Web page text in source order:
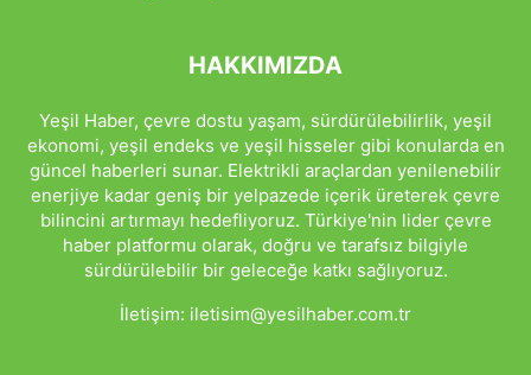
HAKKIMIZDA
Yeşil Haber, çevre dostu yaşam, sürdürülebilirlik, yeşil
ekonomi, yeşil endeks ve yeşil hisseler gibi konularda en
güncel haberleri sunar. Elektrikli araçlardan yenilenebilir
enerjiye kadar geniş bir yelpazede içerik üreterek çevre
bilincini artırmayı hedefliyoruz. Türkiye'nin lider çevre
haber platformu olarak, doğru ve tarafsız bilgiyle
sürdürülebilir bir geleceğe katkı sağlıyoruz.
İletişim: iletisim@yesilhaber.com.tr